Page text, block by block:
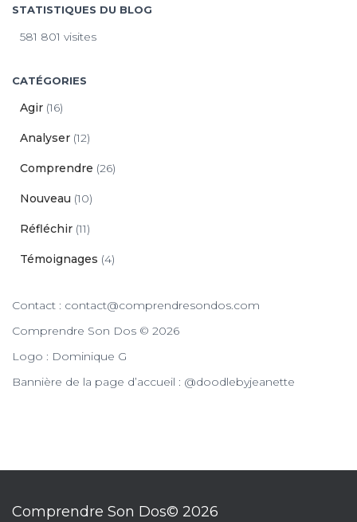
STATISTIQUES DU BLOG
581 801 visites
CATÉGORIES
Agir (16)
Analyser (12)
Comprendre (26)
Nouveau (10)
Réfléchir (11)
Témoignages (4)
Contact : contact@comprendresondos.com
Comprendre Son Dos © 2026
Logo : Dominique G
Bannière de la page d’accueil : @doodlebyjeanette
Comprendre Son Dos© 2026